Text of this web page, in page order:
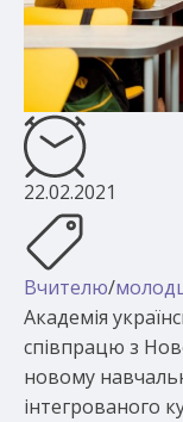
22.02.2021
Вчителю/
Академія
співпрацю з
новому
інтегрованого